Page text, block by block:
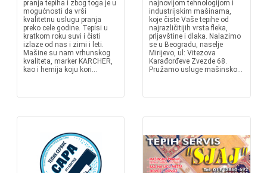
pranja tepiha i zbog toga je u
mogućnosti da vrši
kvalitetnu uslugu pranja
preko cele godine. Tepisi u
kratkom roku suvi i čisti
izlaze od nas i zimi i leti.
Mašine su nam vrhunskog
kvaliteta, marker KARCHER,
kao i hemija koju kori...
najnovijom tehnologijom i
industrijskim mašinama,
koje čiste Vaše tepihe od
najrazličitijih vrsta fleka,
prljavštine i dlaka. Nalazimo
se u Beogradu, naselje
Mirijevo, ul: Vitezova
Karađorđeve Zvezde 68.
Pružamo usluge mašinsko...